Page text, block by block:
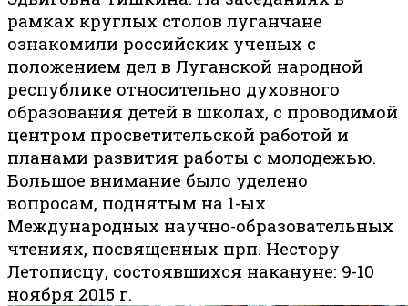
рамках круглых столов луганчане
ознакомили российских ученых с
положением дел в Луганской народной
республике относительно духовного
образования детей в школах, с проводимой
центром просветительской работой и
планами развития работы с молодежью.
Большое внимание было уделено
вопросам, поднятым на 1-ых
Международных научно-образовательных
чтениях, посвященных прп. Нестору
Летописцу, состоявшихся накануне: 9-10
ноября 2015 г.